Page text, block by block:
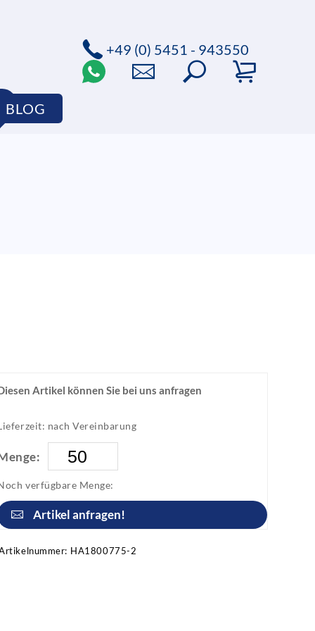
BLOG
+49 (0) 5451 - 943550
Artikel können Sie bei uns anfragen
nach Vereinbarung
verfügbare Menge:
Artikel anfragen!
HA1800775-2